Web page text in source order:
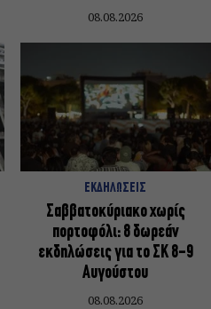
08.08.2026
ΕΚΔΗΛΩΣΕΙΣ
Σαββατοκύριακο χωρίς
πορτοφόλι: 8 δωρεάν
εκδηλώσεις για το ΣΚ 8-9
Αυγούστου
08.08.2026